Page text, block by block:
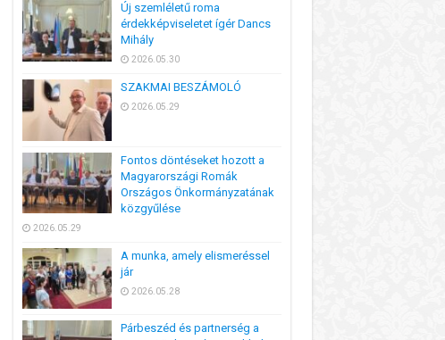
Új szemléletű roma
érdekképviseletet ígér Dancs
Mihály
2026.05.30
SZAKMAI BESZÁMOLÓ
2026.05.29
Fontos döntéseket hozott a
Magyarországi Romák
Országos Önkormányzatának
közgyűlése
2026.05.29
A munka, amely elismeréssel
jár
2026.05.28
Párbeszéd és partnerség a